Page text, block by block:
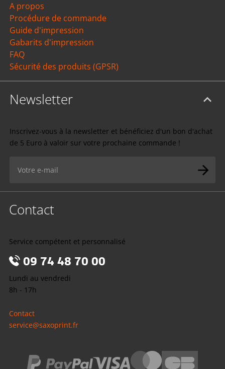
A propos
Procédure de commande
Guide d'impression
Gabarits d'impression
FAQ
Sécurité des produits (GPSR)
Newsletter
Inscrivez-vous à la newsletter et bénéficiez d'un bon d'achat
de 5 Euro à valoir sur votre prochaine commande !
Contact
Service compétent et personnalisé
09 74 48 70 00
Lundi au vendredi
8h - 17h
Contact
service@saxoprint.fr